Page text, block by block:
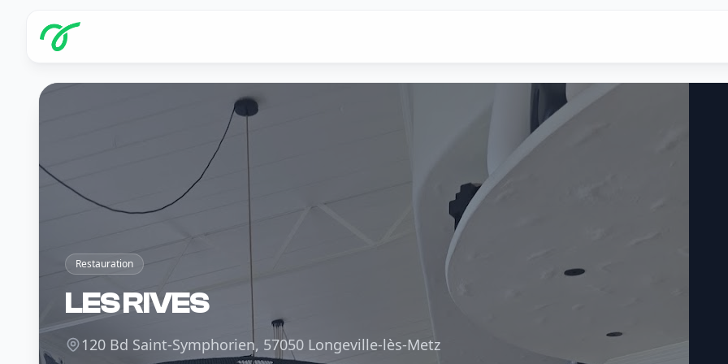
Restauration
LES RIVES
120 Bd Saint-Symphorien, 57050 Longeville-lès-Metz